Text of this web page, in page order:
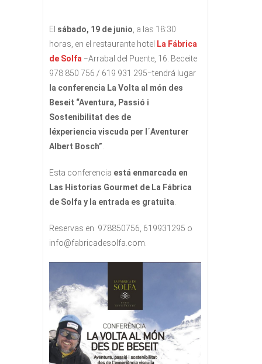
El sábado, 19 de junio , a las 18:30
horas, en el restaurante hotel La Fábrica
de Solfa −Arrabal del Puente, 16. Beceite
978 850 756 / 619 931 295−tendrá lugar
la conferencia La Volta al món des
Beseit “Aventura, Passió i
Sostenibilitat des de
léxperiencia viscuda per l´Aventurer
Albert Bosch”
Esta conferencia está enmarcada en
Las Historias Gourmet de La Fábrica
de Solfa y la entrada es gratuita
Reservas en 978850756, 619931295 o
info@fabricadesolfa.com.